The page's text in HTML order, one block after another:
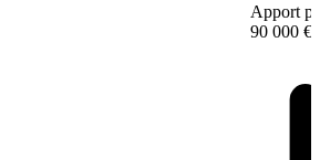
Apport
90 000 €